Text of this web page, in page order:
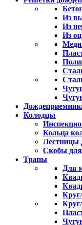
Из
Из
Из
Колодцы
Кольца
Лестницы
Скобы для
Трапы
Для